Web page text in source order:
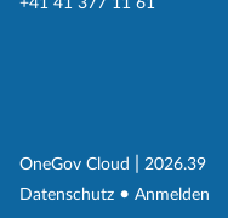
OneGov Cloud (External Link)
2026.39
Datenschutz (External Link)
Anmelden